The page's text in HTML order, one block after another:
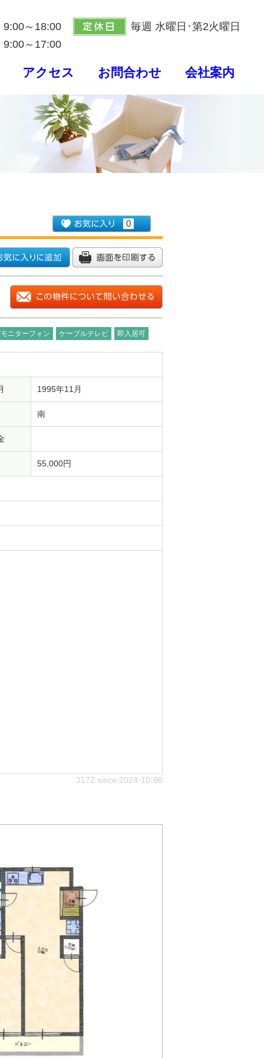
9:00～18:00
9:00～17:00
毎週 水曜日･第2火曜日
アクセス お問合わせ 会社案内
0
ニターフォン ケーブルテレビ 即入居可
1995年11月
南
55,000円
3172 since 2024-10-06